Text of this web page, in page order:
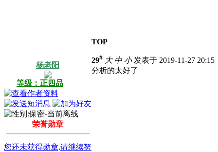
TOP
杨老阳
等级：正四品
荣誉勋章
您还未获得勋章,请继续努
29# 大 中 小发表于 2019-11-27 20:15
分析的太好了